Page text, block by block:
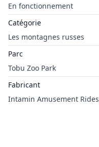
En fonctionnement
Catégorie
Les montagnes russes
Parc
Tobu Zoo Park
Fabricant
Intamin Amusement Rides